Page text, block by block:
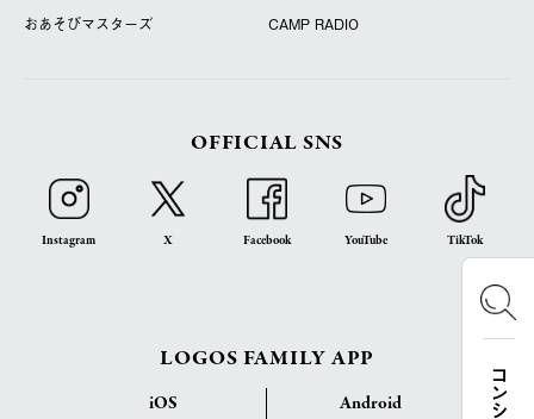
おあそびマスターズ
CAMP RADIO
OFFICIAL SNS
Instagram X Facebook YouTube TikTok
LOGOS FAMILY APP
iOS Android